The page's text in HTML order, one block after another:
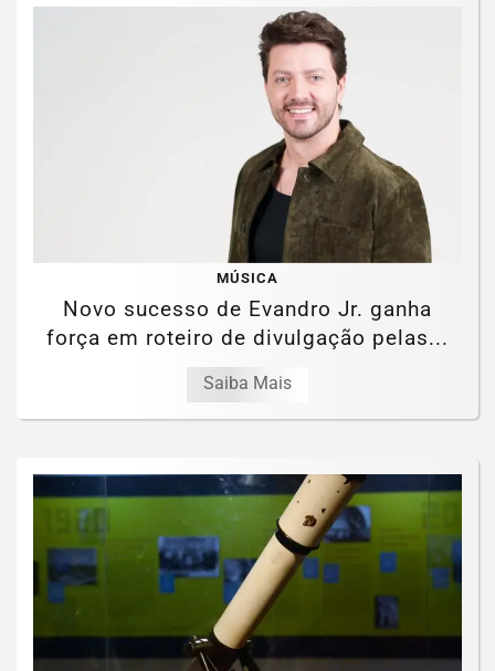
MÚSICA
Novo sucesso de Evandro Jr. ganha
força em roteiro de divulgação pelas...
Saiba Mais